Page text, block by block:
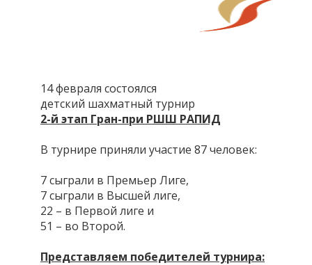
14 февраля состоялся
детский шахматный турнир
2-й этап Гран-при РШШ РАПИД
В турнире приняли участие 87 человек:
7 сыграли в Премьер Лиге,
7 сыграли в Высшей лиге,
22 – в Первой лиге и
51 – во Второй.
Представляем победителей турнира: